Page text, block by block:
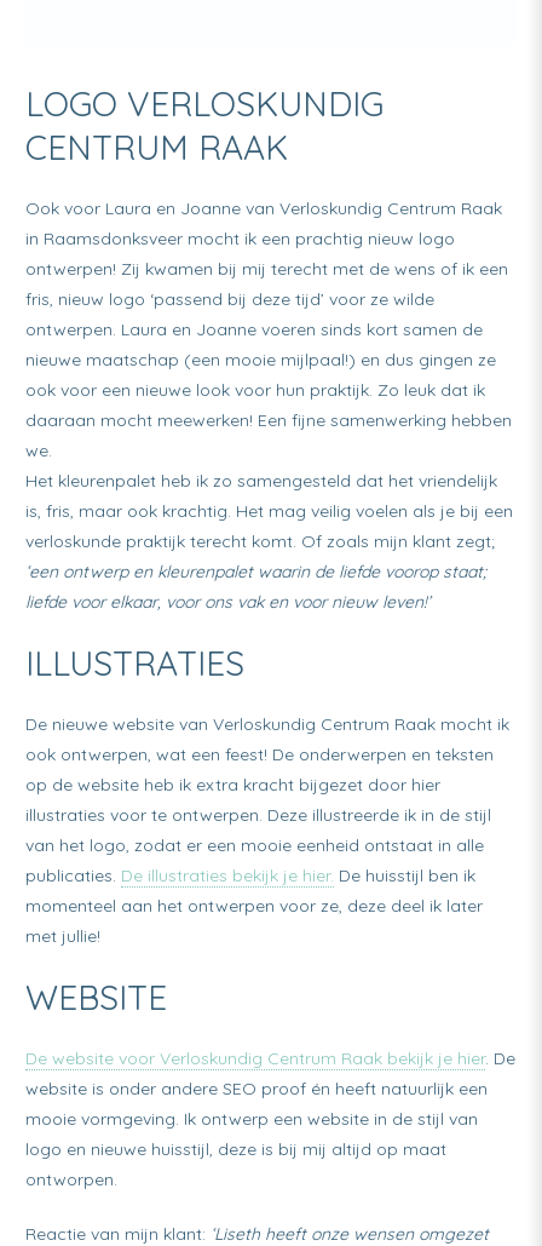
LOGO VERLOSKUNDIG
CENTRUM RAAK
Ook voor Laura en Joanne van Verloskundig Centrum Raak
in Raamsdonksveer mocht ik een prachtig nieuw logo
ontwerpen! Zij kwamen bij mij terecht met de wens of ik een
fris, nieuw logo ‘passend bij deze tijd’ voor ze wilde
ontwerpen. Laura en Joanne voeren sinds kort samen de
nieuwe maatschap (een mooie mijlpaal!) en dus gingen ze
ook voor een nieuwe look voor hun praktijk. Zo leuk dat ik
daaraan mocht meewerken! Een fijne samenwerking hebben
we.
Het kleurenpalet heb ik zo samengesteld dat het vriendelijk
is, fris, maar ook krachtig. Het mag veilig voelen als je bij een
verloskunde praktijk terecht komt. Of zoals mijn klant zegt;
‘een ontwerp en kleurenpalet waarin de liefde voorop staat;
liefde voor elkaar, voor ons vak en voor nieuw leven!’
ILLUSTRATIES
De nieuwe website van Verloskundig Centrum Raak mocht ik
ook ontwerpen, wat een feest! De onderwerpen en teksten
op de website heb ik extra kracht bijgezet door hier
illustraties voor te ontwerpen. Deze illustreerde ik in de stijl
van het logo, zodat er een mooie eenheid ontstaat in alle
publicaties. De illustraties bekijk je hier. De huisstijl ben ik
momenteel aan het ontwerpen voor ze, deze deel ik later
met jullie!
WEBSITE
De website voor Verloskundig Centrum Raak bekijk je hier. De
website is onder andere SEO proof én heeft natuurlijk een
mooie vormgeving. Ik ontwerp een website in de stijl van
logo en nieuwe huisstijl, deze is bij mij altijd op maat
ontworpen.
Reactie van mijn klant: ‘Liseth heeft onze wensen omgezet